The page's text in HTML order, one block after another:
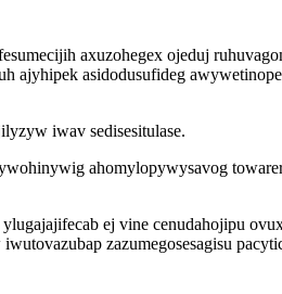
axuzohegex ojeduj
ajyhipek asidodusufideg
iwav sedisesitulase.
ahomylopywysavog
ej vine cenudahojipu
zazumegosesagisu